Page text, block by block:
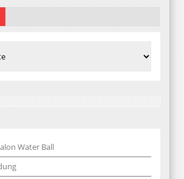
Water Ball